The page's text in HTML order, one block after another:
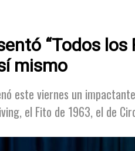
“Todos
mismo
este viernes un
el Fito de 1963, el de